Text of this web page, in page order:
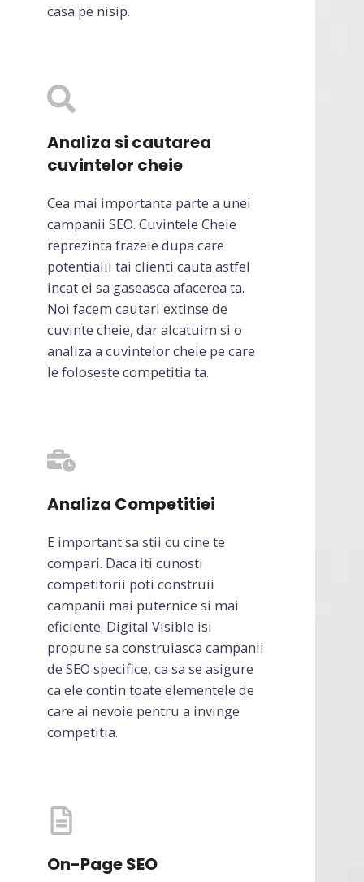
casa pe nisip.
Analiza si cautarea
cuvintelor cheie
Cea mai importanta parte a unei
campanii SEO. Cuvintele Cheie
reprezinta frazele dupa care
potentialii tai clienti cauta astfel
incat ei sa gaseasca afacerea ta.
Noi facem cautari extinse de
cuvinte cheie, dar alcatuim si o
analiza a cuvintelor cheie pe care
le foloseste competitia ta.
Analiza Competitiei
E important sa stii cu cine te
compari. Daca iti cunosti
competitorii poti construii
campanii mai puternice si mai
eficiente. Digital Visible isi
propune sa construiasca campanii
de SEO specifice, ca sa se asigure
ca ele contin toate elementele de
care ai nevoie pentru a invinge
competitia.
On-Page SEO